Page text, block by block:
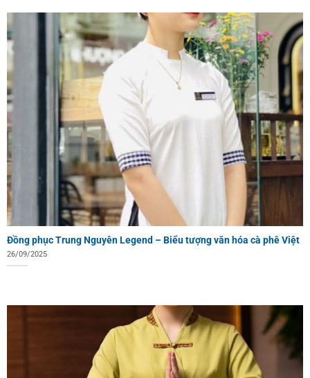
Đồng phục Trung Nguyên Legend – Biểu tượng văn hóa cà phê Việt
26/09/2025